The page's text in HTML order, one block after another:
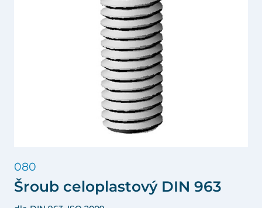
080
Šroub celoplastový DIN 963